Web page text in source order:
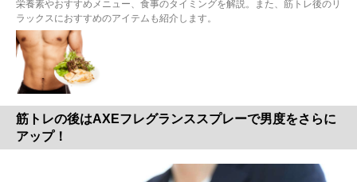
栄養素やおすすめメニュー、食事のタイミングを解説。また、筋トレ後のリ
ラックスにおすすめのアイテムも紹介します。
筋トレの後はAXEフレグランススプレーで男度をさらに
アップ！